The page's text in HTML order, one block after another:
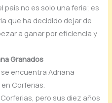
país no es solo una feria; es
que ha decidido dejar de
a ganar por eficiencia y
Granados
encuentra Adriana
Corferias.
pero sus diez años